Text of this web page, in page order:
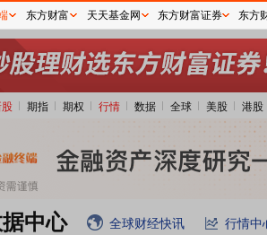
股 期指 期权 行情 数据 全球 美股 港股
中心 全球财经快讯 行情中
东方财富 天天基金网 东方财富证券 东方